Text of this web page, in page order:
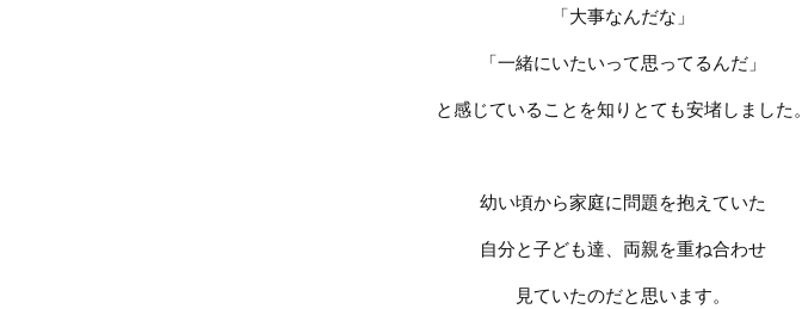
「大事なんだな」
「一緒にいたいって思ってるんだ」
と感じていることを知りとても安堵しました。
幼い頃から家庭に問題を抱えていた
自分と子ども達、両親を重ね合わせ
見ていたのだと思います。